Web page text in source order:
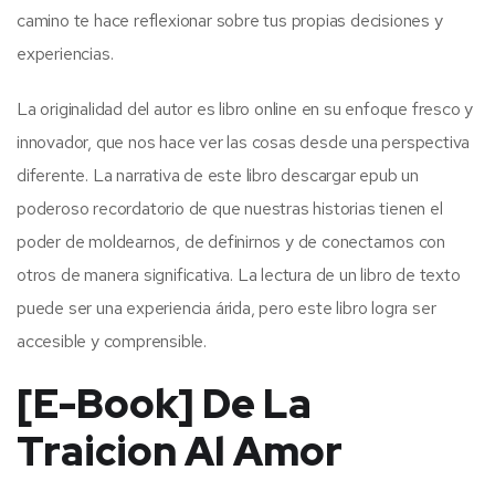
camino te hace reflexionar sobre tus propias decisiones y
experiencias.
La originalidad del autor es libro online​ en su enfoque fresco y
innovador, que nos hace ver las cosas desde una perspectiva
diferente. La narrativa de este libro descargar epub un
poderoso recordatorio de que nuestras historias tienen el
poder de moldearnos, de definirnos y de conectarnos con
otros de manera significativa. La lectura de un libro de texto
puede ser una experiencia árida, pero este libro logra ser
accesible y comprensible.
[E-Book] De La
Traicion Al Amor